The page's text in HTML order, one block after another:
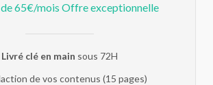
65€/mois Offre exceptionnelle
Livré clé en main sous 72H
de vos contenus (15 pages)